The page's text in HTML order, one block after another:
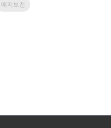
예지보전